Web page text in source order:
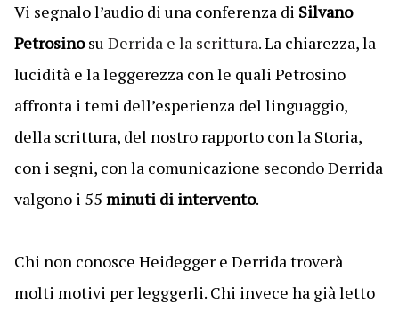
Vi segnalo l’audio di una conferenza di Silvano
Petrosinosu Derrida e la scrittura. La chiarezza, la
lucidità e la leggerezza con le quali Petrosino
affronta i temi dell’esperienza del linguaggio,
della scrittura, del nostro rapporto con la Storia,
con i segni, con la comunicazione secondo Derrida
valgono i 55 minuti di intervento.
Chi non conosce Heidegger e Derrida troverà
molti motivi per legggerli. Chi invece ha già letto